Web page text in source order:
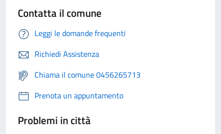
Contatta il comune
Leggi le domande frequenti
Richiedi Assistenza
Chiama il comune 0456265713
Prenota un appuntamento
Problemi in città